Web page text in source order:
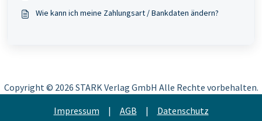
Wie kann ich meine Zahlungsart / Bankdaten ändern?
Copyright © 2026 STARK Verlag GmbH Alle Rechte vorbehalten.
Impressum
| AGB | Datenschutz